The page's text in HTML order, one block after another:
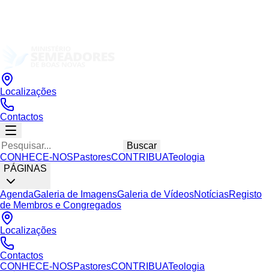
Localizações
Contactos
Buscar
CONHECE-NOSPastoresCONTRIBUATeologia
PÁGINAS
AgendaGaleria de ImagensGaleria de VídeosNotíciasRegisto
de Membros e Congregados
Localizações
Contactos
CONHECE-NOSPastoresCONTRIBUATeologia